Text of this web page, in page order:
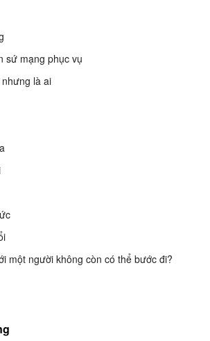
sứ mạng phục vụ
là ai
một người không còn có thể bước đi?